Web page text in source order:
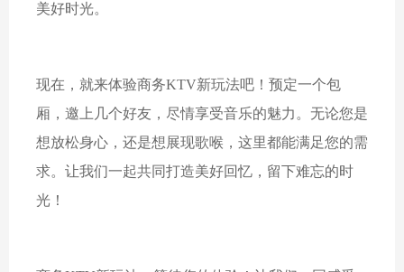
美好时光。
现在，就来体验商务KTV新玩法吧！预定一个包
厢，邀上几个好友，尽情享受音乐的魅力。无论您是
想放松身心，还是想展现歌喉，这里都能满足您的需
求。让我们一起共同打造美好回忆，留下难忘的时
光！